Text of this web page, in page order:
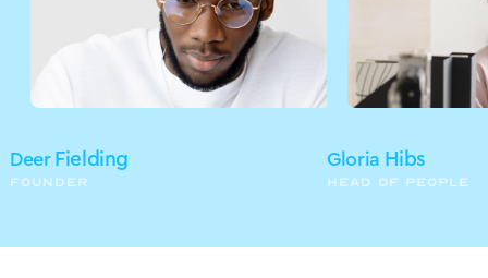
Deer Fielding
FOUNDER
Gloria Hibs
HEAD OF PEOPLE